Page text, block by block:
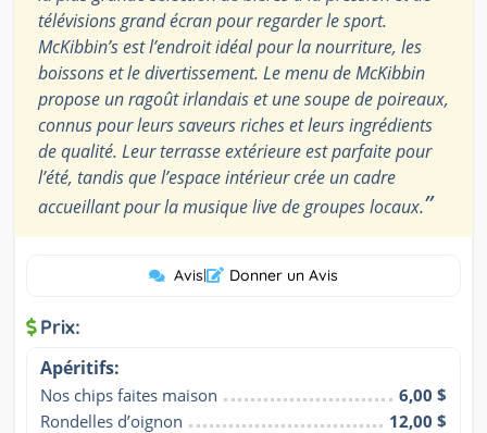
télévisions grand écran pour regarder le sport.
McKibbin’s est l’endroit idéal pour la nourriture, les
boissons et le divertissement. Le menu de McKibbin
propose un ragoût irlandais et une soupe de poireaux,
connus pour leurs saveurs riches et leurs ingrédients
de qualité. Leur terrasse extérieure est parfaite pour
l’été, tandis que l’espace intérieur crée un cadre
accueillant pour la musique live de groupes locaux.”
Avis| Donner un Avis
Prix:
Apéritifs:
Nos chips faites maison
6,00 $
Rondelles d’oignon
12,00 $